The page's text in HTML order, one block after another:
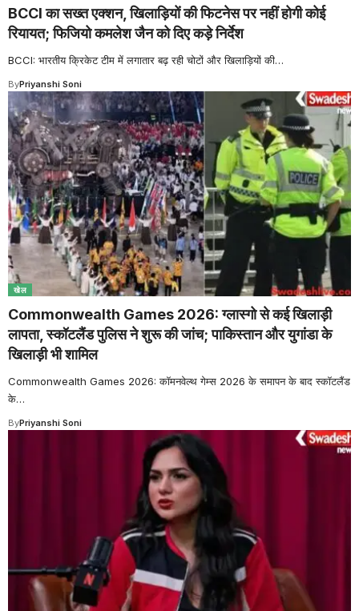
BCCI का सख्त एक्शन, खिलाड़ियों की फिटनेस पर नहीं होगी कोई
रियायत; फिजियो कमलेश जैन को दिए कड़े निर्देश
BCCI: भारतीय क्रिकेट टीम में लगातार बढ़ रही चोटों और खिलाड़ियों की…
ByPriyanshi Soni
खेल
Commonwealth Games 2026: ग्लास्गो से कई खिलाड़ी
लापता, स्कॉटलैंड पुलिस ने शुरू की जांच; पाकिस्तान और युगांडा के
खिलाड़ी भी शामिल
Commonwealth Games 2026: कॉमनवेल्थ गेम्स 2026 के समापन के बाद स्कॉटलैंड
के…
ByPriyanshi Soni